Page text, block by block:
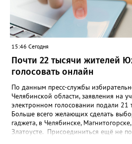
15:46 Сегодня
Почти 22 тысячи жителей
голосовать онлайн
По данным пресс-службы
Челябинской области, заявления на
электронном голосовании подали 21
Больше всего желающих сделать
гаджета, в Челябинске,
Златоусте. Присоединиться ещё не